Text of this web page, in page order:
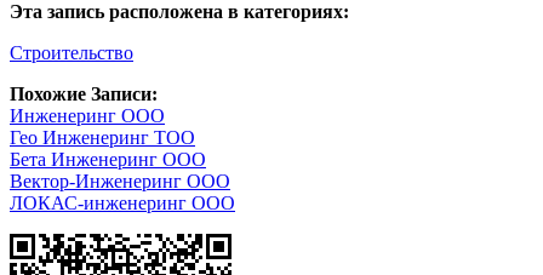
Эта запись расположена в категориях:
Строительство
Похожие Записи:
Инженеринг ООО
Гео Инженеринг ТОО
Бета Инженеринг ООО
Вектор-Инженеринг ООО
ЛОКАС-инженеринг ООО